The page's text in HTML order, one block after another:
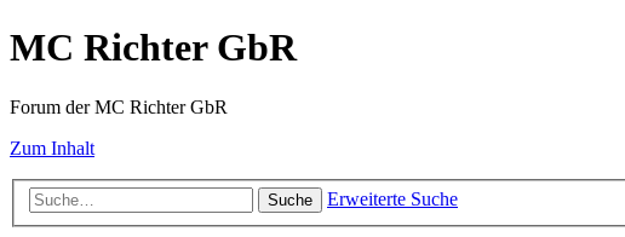
MC Richter GbR
Forum der MC Richter GbR
Zum Inhalt
Suche Erweiterte Suche